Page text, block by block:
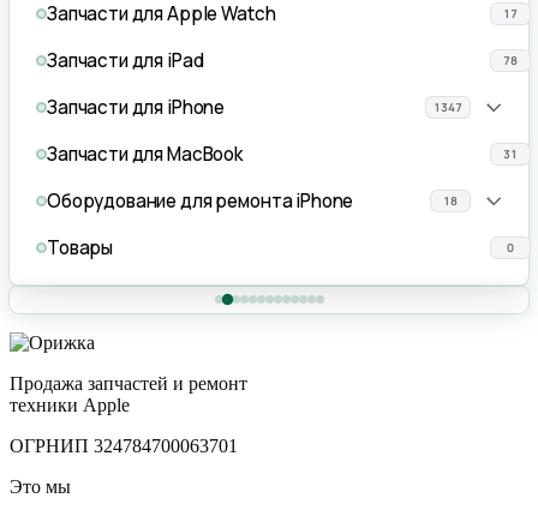
Запчасти для Apple Watch 17
Запчасти для iPad 78
Запчасти для iPhone 1347
Запчасти для MacBook 31
Оборудование для ремонта iPhone 18
Товары 0
Продажа запчастей и ремонт
техники Apple
ОГРНИП 324784700063701
Это мы